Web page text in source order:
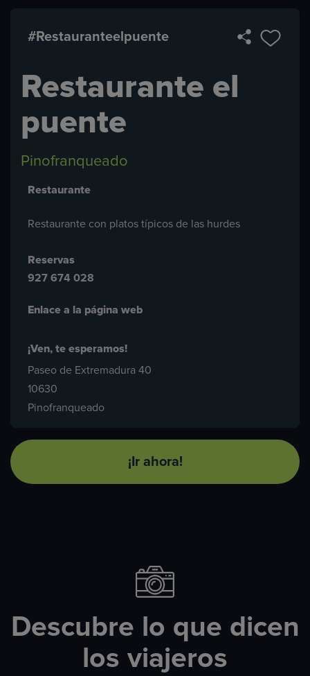
#Restauranteelpuente​​
Restaurante el
puente​
Pinofranqueado
Restaurante
Restaurante con platos típicos de las hurdes
Reservas
927 674 028
Enlace a la página web
¡Ven, te esperamos!
Paseo de Extremadura 40
10630
Pinofranqueado
¡Ir ahora!
Descubre lo que dicen
los viajeros